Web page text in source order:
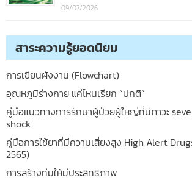
09/07/2026
สาระความรู้ยอดนิยม
การเขียนผังงาน (Flowchart)
อุณหภูมิร่างกาย แค่ไหนเรียก “ปกติ”
คู่มือแนวทางการรักษาผู้ป่วยผู้ใหญ่ที่มีภาวะ
shock
คู่มือการใช้ยาที่มีความเสี่ยงสูง High Alert
2565)
การสร้างทีมให้มีประสิทธิภาพ